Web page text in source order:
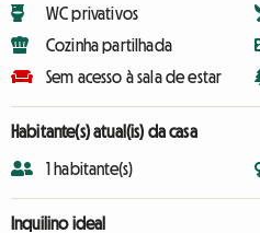
WC privativos
Cozinha partilhada
Sem acesso à sala de estar
Habitante(s) atual(is) da casa
1 habitante(s)
Inquilino ideal